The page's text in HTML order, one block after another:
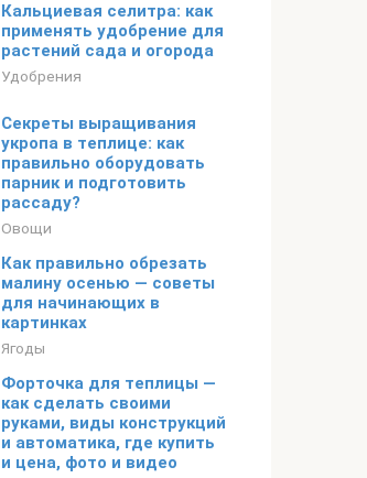
Кальциевая селитра: как
применять удобрение для
растений сада и огорода
Удобрения
Секреты выращивания
укропа в теплице: как
правильно оборудовать
парник и подготовить
рассаду?
Овощи
Как правильно обрезать
малину осенью — советы
для начинающих в
картинках
Ягоды
Форточка для теплицы —
как сделать своими
руками, виды конструкций
и автоматика, где купить
и цена, фото и видео